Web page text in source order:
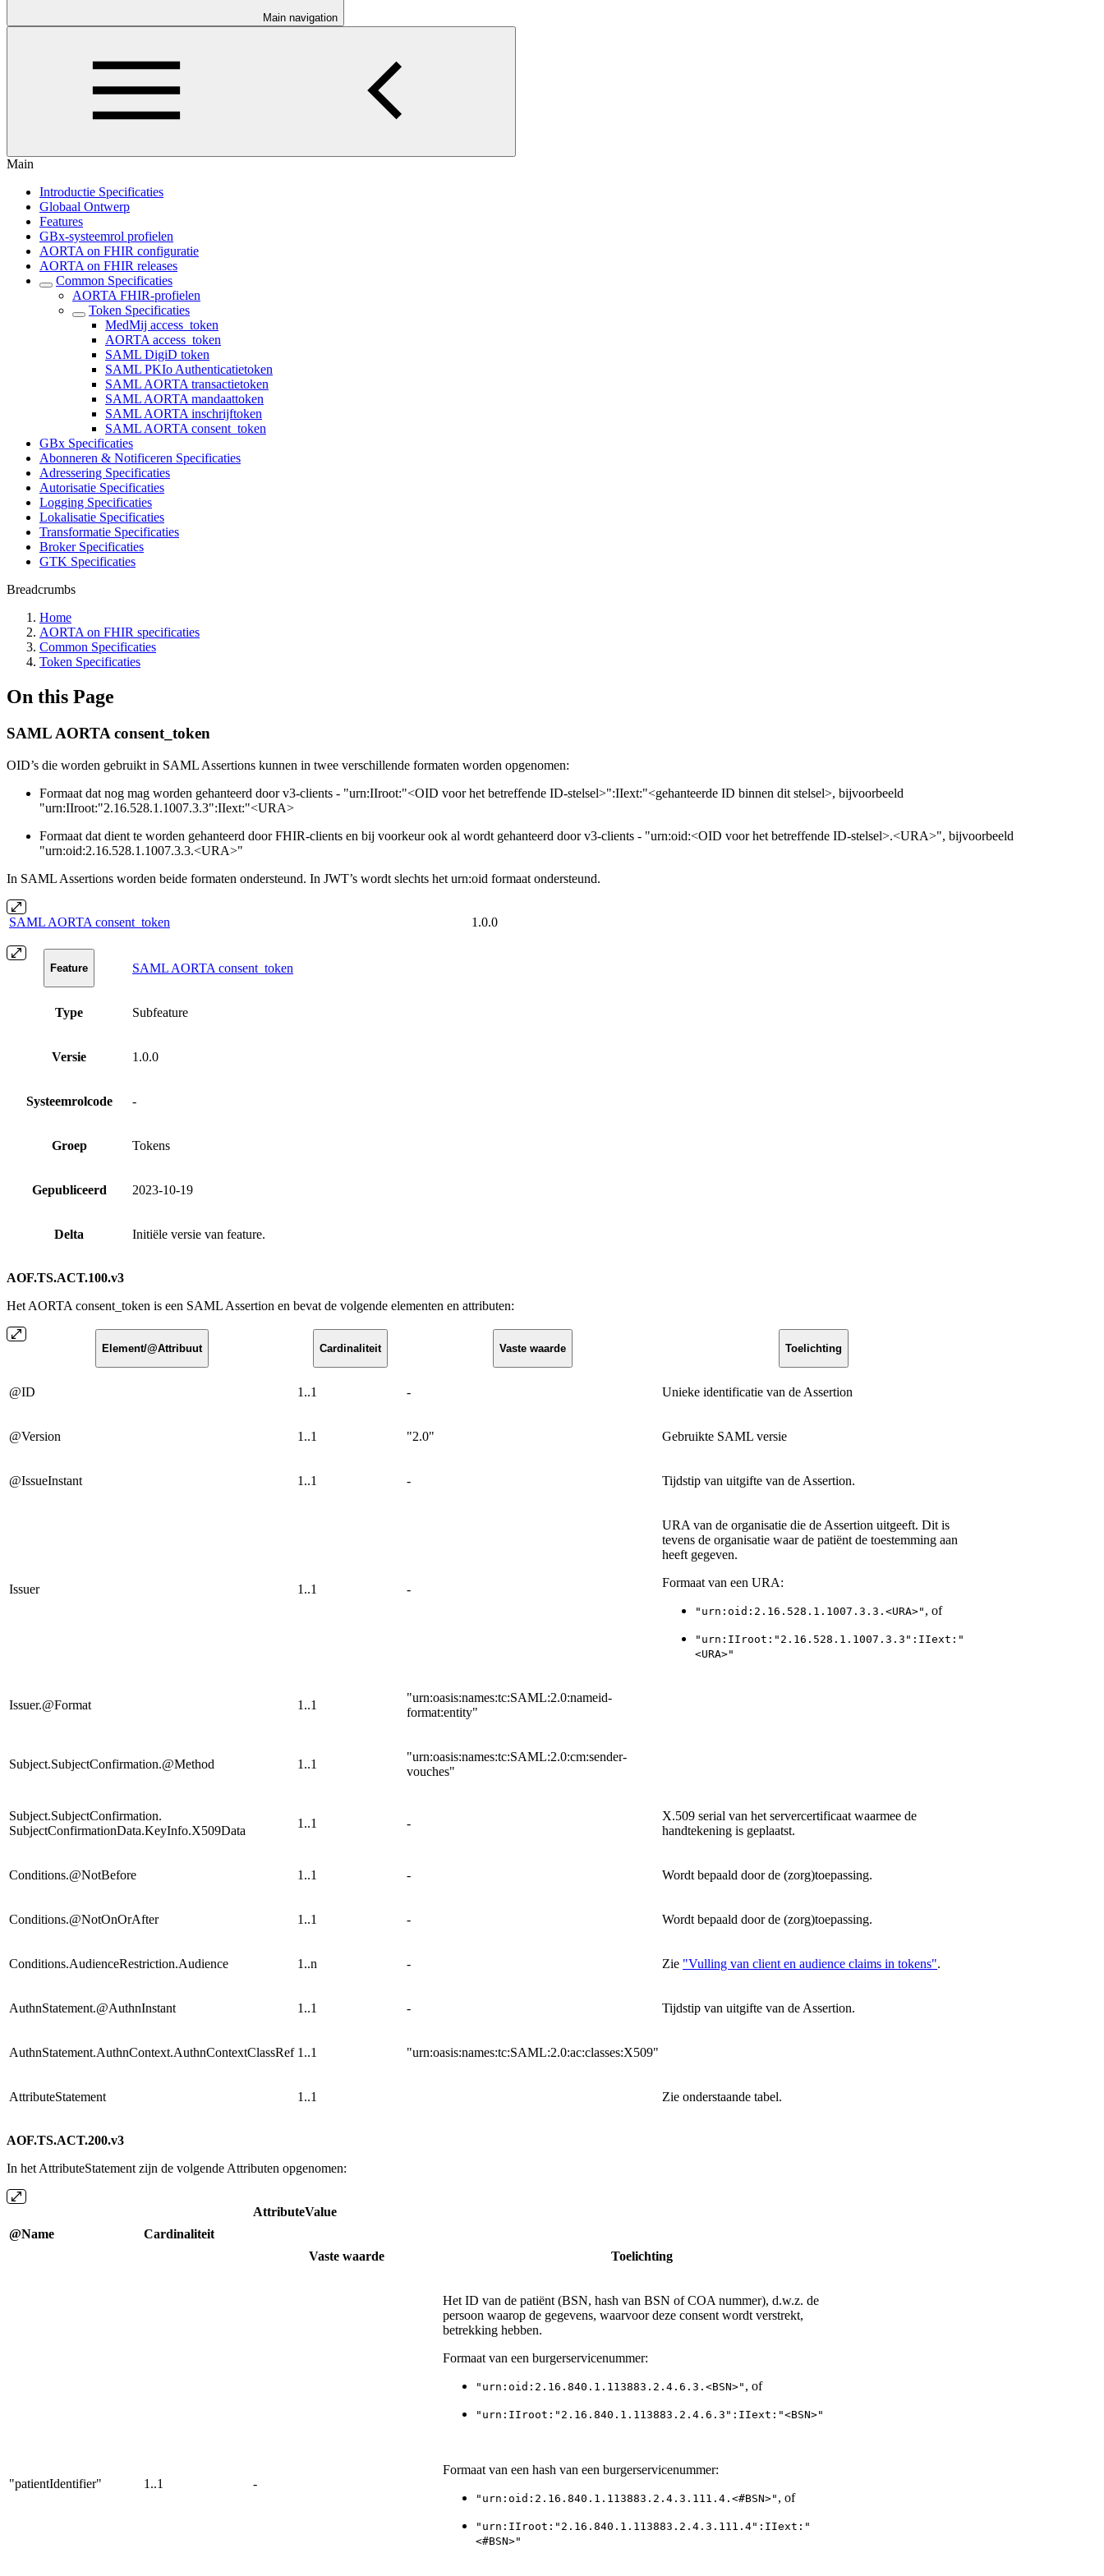
Main navigation
Main
Introductie Specificaties
Globaal Ontwerp
Features
GBx-systeemrol profielen
AORTA on FHIR configuratie
AORTA on FHIR releases
Common Specificaties
AORTA FHIR-profielen
Token Specificaties
MedMij access_token
AORTA access_token
SAML DigiD token
SAML PKIo Authenticatietoken
SAML AORTA transactietoken
SAML AORTA mandaattoken
SAML AORTA inschrijftoken
SAML AORTA consent_token
GBx Specificaties
Abonneren & Notificeren Specificaties
Adressering Specificaties
Autorisatie Specificaties
Logging Specificaties
Lokalisatie Specificaties
Transformatie Specificaties
Broker Specificaties
GTK Specificaties
Breadcrumbs
Home
AORTA on FHIR specificaties
Common Specificaties
Token Specificaties
On this Page
SAML AORTA consent_token
OID’s die worden gebruikt in SAML Assertions kunnen in twee verschillende formaten worden opgenomen:
Formaat dat nog mag worden gehanteerd door v3-clients - "urn:IIroot:"<OID voor het betreffende ID-stelsel>":IIext:"<gehanteerde ID binnen dit stelsel>, bijvoorbeeld
"urn:IIroot:"2.16.528.1.1007.3.3":IIext:"<URA>
Formaat dat dient te worden gehanteerd door FHIR-clients en bij voorkeur ook al wordt gehanteerd door v3-clients - "urn:oid:<OID voor het betreffende ID-stelsel>.<URA>", bijvoorbeeld
"urn:oid:2.16.528.1.1007.3.3.<URA>"
In SAML Assertions worden beide formaten ondersteund. In JWT’s wordt slechts het urn:oid formaat ondersteund.
SAML AORTA consent_token 1.0.0
Feature SAML AORTA consent_token
Type Subfeature
Versie 1.0.0
Systeemrolcode -
Groep Tokens
Gepubliceerd 2023-10-19
Delta Initiële versie van feature.
AOF.TS.ACT.100.v3
Het AORTA consent_token is een SAML Assertion en bevat de volgende elementen en attributen:
Element/@Attribuut Cardinaliteit Vaste waarde Toelichting
@ID 1..1 - Unieke identificatie van de Assertion
@Version 1..1 "2.0" Gebruikte SAML versie
@IssueInstant 1..1 - Tijdstip van uitgifte van de Assertion.
Issuer 1..1 -
URA van de organisatie die de Assertion uitgeeft. Dit is
tevens de organisatie waar de patiënt de toestemming aan
heeft gegeven.
Formaat van een URA:
"urn:oid:2.16.528.1.1007.3.3.<URA>" , of
"urn:IIroot:"2.16.528.1.1007.3.3":IIext:"
<URA>"
Issuer.@Format 1..1
"urn:oasis:names:tc:SAML:2.0:nameid-
format:entity"
Subject.SubjectConfirmation.@Method 1..1
"urn:oasis:names:tc:SAML:2.0:cm:sender-
vouches"
Subject.SubjectConfirmation.
SubjectConfirmationData.KeyInfo.X509Data
1..1 -
X.509 serial van het servercertificaat waarmee de
handtekening is geplaatst.
Conditions.@NotBefore 1..1 - Wordt bepaald door de (zorg)toepassing.
Conditions.@NotOnOrAfter 1..1 - Wordt bepaald door de (zorg)toepassing.
Conditions.AudienceRestriction.Audience 1..n - Zie "Vulling van client en audience claims in tokens".
AuthnStatement.@AuthnInstant 1..1 - Tijdstip van uitgifte van de Assertion.
AuthnStatement.AuthnContext.AuthnContextClassRef 1..1 "urn:oasis:names:tc:SAML:2.0:ac:classes:X509"
AttributeStatement 1..1 Zie onderstaande tabel.
AOF.TS.ACT.200.v3
In het AttributeStatement zijn de volgende Attributen opgenomen:
@Name Cardinaliteit
AttributeValue
Vaste waarde Toelichting
"patientIdentifier" 1..1 -
Het ID van de patiënt (BSN, hash van BSN of COA nummer), d.w.z. de
persoon waarop de gegevens, waarvoor deze consent wordt verstrekt,
betrekking hebben.
Formaat van een burgerservicenummer:
"urn:oid:2.16.840.1.113883.2.4.6.3.<BSN>" , of
"urn:IIroot:"2.16.840.1.113883.2.4.6.3":IIext:"<BSN>"
Formaat van een hash van een burgerservicenummer:
"urn:oid:2.16.840.1.113883.2.4.3.111.4.<#BSN>" , of
"urn:IIroot:"2.16.840.1.113883.2.4.3.111.4":IIext:"
<#BSN>"